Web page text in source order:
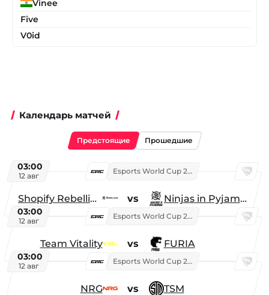
Vinee
Five
V0id
Календарь матчей
Предстоящие Прошедшие
03:00
12 авг
Esports World Cup 2026
Shopify Rebellion vs Ninjas in Pyjamas
03:00
12 авг
Esports World Cup 2026
Team Vitality vs FURIA
03:00
12 авг
Esports World Cup 2026
NRG vs TSM